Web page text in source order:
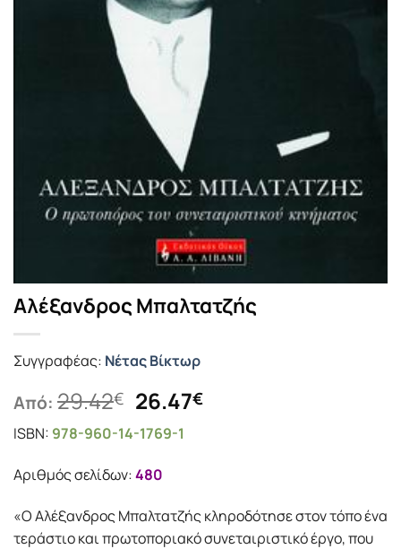
Αλέξανδρος Μπαλτατζής
Συγγραφέας: Νέτας Βίκτωρ
Από: 29.42€ Original
price
was:
29.42€.
26.47€Η
ISBN: 978-960-14-1769-1
Αριθμός σελίδων:480
«Ο Αλέξανδρος Μπαλτατζής κληροδότησε στον τόπο ένα
τεράστιο και πρωτοποριακό συνεταιριστικό έργο, που